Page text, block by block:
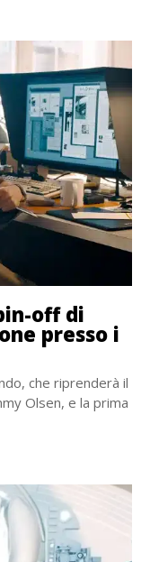
off di
presso i
che riprenderà il
Olsen, e la prima